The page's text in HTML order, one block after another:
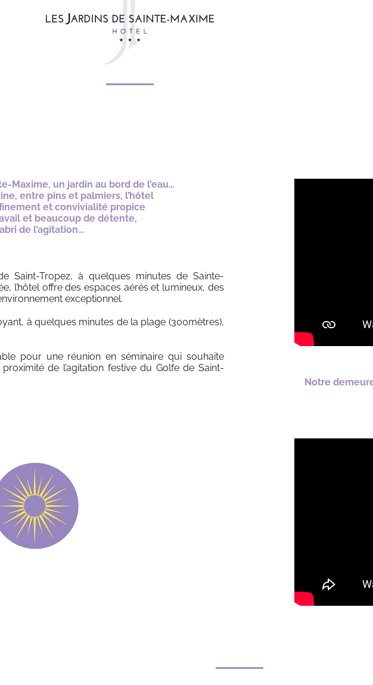
Maxime, un jardin au bord de l’eau…
entre pins et palmiers, l’hôtel
et convivialité propice
et beaucoup de détente,
de l’agitation…
Saint-Tropez, à quelques minutes de Sainte-
l’hôtel offre des espaces aérés et lumineux, des
exceptionnel.
à quelques minutes de la plage (300mètres),
pour une réunion en séminaire qui souhaite
de l’agitation festive du Golfe de Saint-
Notre